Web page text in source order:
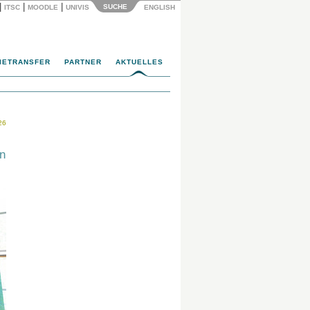
ITSC MOODLE UNIVIS SUCHE ENGLISH
PARTNER AKTUELLES